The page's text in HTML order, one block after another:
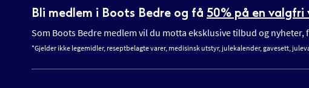
Bli medlem i Boots Bedre og få 50% på en valgfri
Som Boots Bedre medlem vil du motta eksklusive tilbud og
*Gjelder ikke legemidler, reseptbelagte varer, medisinsk utstyr, julekalender, gavesett,